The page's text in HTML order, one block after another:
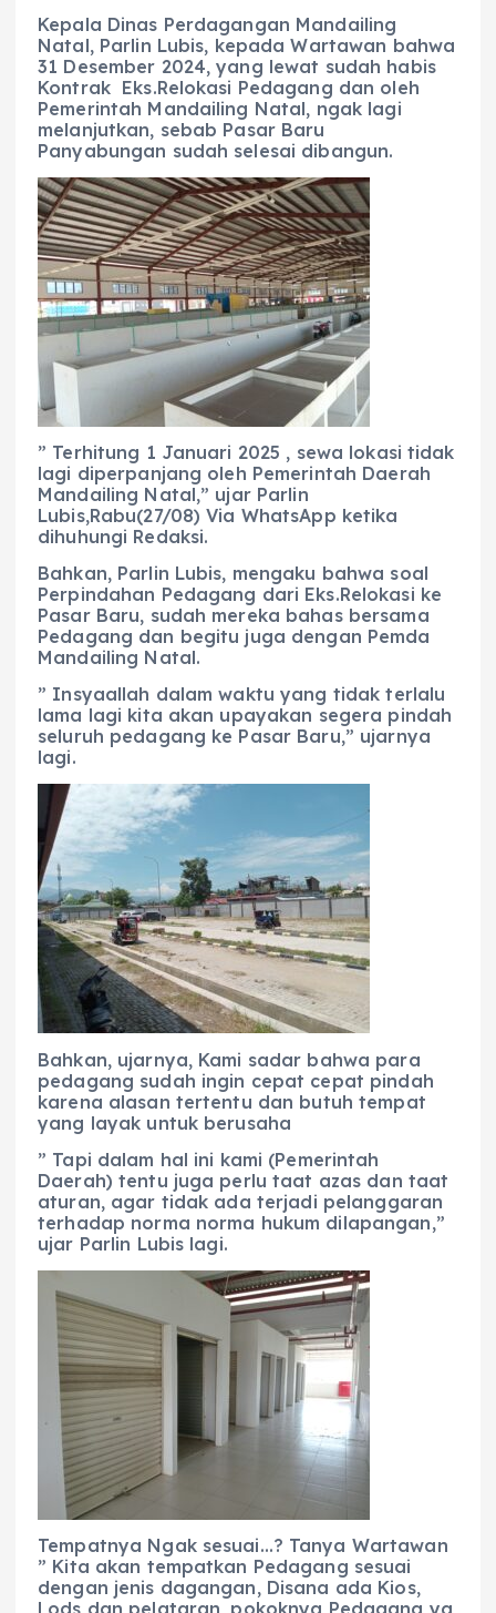
Kepala Dinas Perdagangan Mandailing
Natal, Parlin Lubis, kepada Wartawan bahwa
31 Desember 2024, yang lewat sudah habis
Kontrak Eks.Relokasi Pedagang dan oleh
Pemerintah Mandailing Natal, ngak lagi
melanjutkan, sebab Pasar Baru
Panyabungan sudah selesai dibangun.
” Terhitung 1 Januari 2025 , sewa lokasi tidak
lagi diperpanjang oleh Pemerintah Daerah
Mandailing Natal,” ujar Parlin
Lubis,Rabu(27/08) Via WhatsApp ketika
dihuhungi Redaksi.
Bahkan, Parlin Lubis, mengaku bahwa soal
Perpindahan Pedagang dari Eks.Relokasi ke
Pasar Baru, sudah mereka bahas bersama
Pedagang dan begitu juga dengan Pemda
Mandailing Natal.
” Insyaallah dalam waktu yang tidak terlalu
lama lagi kita akan upayakan segera pindah
seluruh pedagang ke Pasar Baru,” ujarnya
lagi.
Bahkan, ujarnya, Kami sadar bahwa para
pedagang sudah ingin cepat cepat pindah
karena alasan tertentu dan butuh tempat
yang layak untuk berusaha
” Tapi dalam hal ini kami (Pemerintah
Daerah) tentu juga perlu taat azas dan taat
aturan, agar tidak ada terjadi pelanggaran
terhadap norma norma hukum dilapangan,”
ujar Parlin Lubis lagi.
Tempatnya Ngak sesuai…? Tanya Wartawan
” Kita akan tempatkan Pedagang sesuai
dengan jenis dagangan, Disana ada Kios,
Lods dan pelataran, pokoknya Pedagang yg